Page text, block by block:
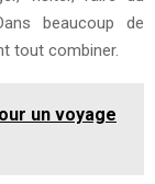
beaucoup de
tout combiner.
un voyage